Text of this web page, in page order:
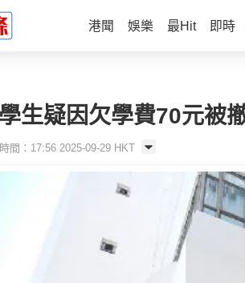
港聞 娛樂 最Hit 即時
生疑因欠學費70元被
間：17:56 2025-09-29 HKT